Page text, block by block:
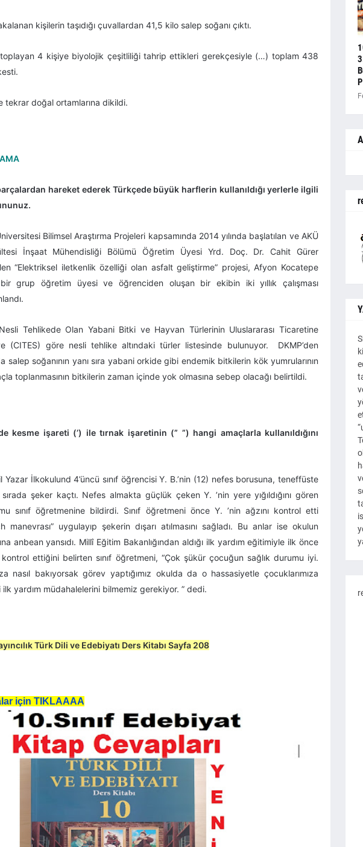
kişilerin taşıdığı çuvallardan 41,5 kilo salep soğanı çıktı.
toplayan 4 kişiye biyolojik çeşitliliği tahrip ettikleri gerekçesiyle (…) toplam 438
tekrar doğal ortamlarına dikildi.
hareket ederek Türkçede büyük harflerin kullanıldığı yerlerle ilgili
Bilimsel Araştırma Projeleri kapsamında 2014 yılında başlatılan ve AKÜ
İnşaat Mühendisliği Bölümü Öğretim Üyesi Yrd. Doç. Dr. Cahit Gürer
“Elektriksel iletkenlik özelliği olan asfalt geliştirme” projesi, Afyon Kocatepe
bir grup öğretim üyesi ve öğrenciden oluşan bir ekibin iki yıllık çalışması
Tehlikede Olan Yabani Bitki ve Hayvan Türlerinin Uluslararası Ticaretine
(CITES) göre nesli tehlike altındaki türler listesinde bulunuyor. DKMP’den
salep soğanının yanı sıra yabani orkide gibi endemik bitkilerin kök yumrularının
toplanmasının bitkilerin zaman içinde yok olmasına sebep olacağı belirtildi.
kesme işareti (’) ile tırnak işaretinin (” ”) hangi amaçlarla kullanıldığını
Yazar İlkokulund 4’üncü sınıf öğrencisi Y. B.’nin (12) nefes borusuna, teneffüste
sırada şeker kaçtı. Nefes almakta güçlük çeken Y. ’nin yere yığıldığını gören
sınıf öğretmenine bildirdi. Sınıf öğretmeni önce Y. ’nin ağzını kontrol etti
manevrası” uygulayıp şekerin dışarı atılmasını sağladı. Bu anlar ise okulun
anbean yansıdı. Millî Eğitim Bakanlığından aldığı ilk yardım eğitimiyle ilk önce
ettiğini belirten sınıf öğretmeni, “Çok şükür çocuğun sağlık durumu iyi.
nasıl bakıyorsak görev yaptığımız okulda da o hassasiyetle çocuklarımıza
ilk yardım müdahalelerini bilmemiz gerekiyor. ” dedi.
Türk Dili ve Edebiyatı Ders Kitabı Sayfa 208
için TIKLAAAA